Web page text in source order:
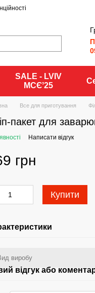
SALE - LVIV
MCЄʼ25
Все для приготування
пакет для
Написати відгук
грн
Купити
виробу
відгук або